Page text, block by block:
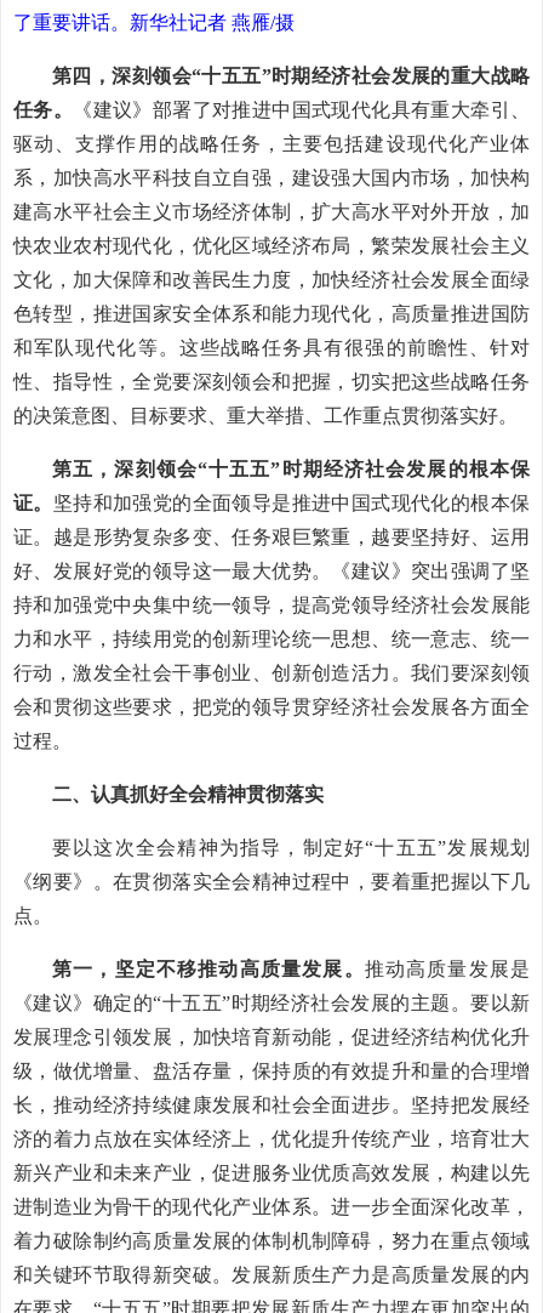
了重要讲话。新华社记者 燕雁/摄
第四，深刻领会“十五五”时期经济社会发展的重大战略
任务。
《建议》部署了对推进中国式现代化具有重大牵引、
驱动、支撑作用的战略任务，主要包括建设现代化产业体
系，加快高水平科技自立自强，建设强大国内市场，加快构
建高水平社会主义市场经济体制，扩大高水平对外开放，加
快农业农村现代化，优化区域经济布局，繁荣发展社会主义
文化，加大保障和改善民生力度，加快经济社会发展全面绿
色转型，推进国家安全体系和能力现代化，高质量推进国防
和军队现代化等。这些战略任务具有很强的前瞻性、针对
性、指导性，全党要深刻领会和把握，切实把这些战略任务
的决策意图、目标要求、重大举措、工作重点贯彻落实好。
第五，深刻领会“十五五”时期经济社会发展的根本保
证。 坚持和加强党的全面领导是推进中国式现代化的根本保
证。越是形势复杂多变、任务艰巨繁重，越要坚持好、运用
好、发展好党的领导这一最大优势。《建议》突出强调了坚
持和加强党中央集中统一领导，提高党领导经济社会发展能
力和水平，持续用党的创新理论统一思想、统一意志、统一
行动，激发全社会干事创业、创新创造活力。我们要深刻领
会和贯彻这些要求，把党的领导贯穿经济社会发展各方面全
过程。
二、认真抓好全会精神贯彻落实
要以这次全会精神为指导，制定好“十五五”发展规划
《纲要》。在贯彻落实全会精神过程中，要着重把握以下几
点。
第一，坚定不移推动高质量发展。 推动高质量发展是
《建议》确定的“十五五”时期经济社会发展的主题。要以新
发展理念引领发展，加快培育新动能，促进经济结构优化升
级，做优增量、盘活存量，保持质的有效提升和量的合理增
长，推动经济持续健康发展和社会全面进步。坚持把发展经
济的着力点放在实体经济上，优化提升传统产业，培育壮大
新兴产业和未来产业，促进服务业优质高效发展，构建以先
进制造业为骨干的现代化产业体系。进一步全面深化改革，
着力破除制约高质量发展的体制机制障碍，努力在重点领域
和关键环节取得新突破。发展新质生产力是高质量发展的内
在要求。“十五五”时期要把发展新质生产力摆在更加突出的